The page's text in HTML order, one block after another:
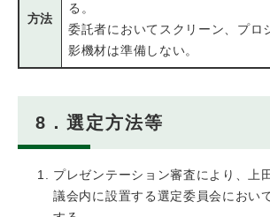
方法
る。
委託者においてスクリーン、プロ
影機材は準備しない。
8．選定方法等
プレゼンテーション審査により、上
議会内に設置する選定委員会におい